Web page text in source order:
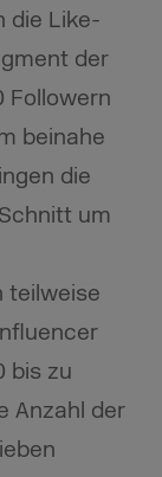
die Like-
der
Followern
beinahe
die
um
teilweise
bis zu
Anzahl der